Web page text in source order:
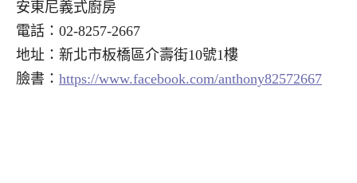
安東尼義式廚房
電話：02-8257-2667
地址：新北市板橋區介壽街10號1樓
臉書： https://www.facebook.com/anthony82572667